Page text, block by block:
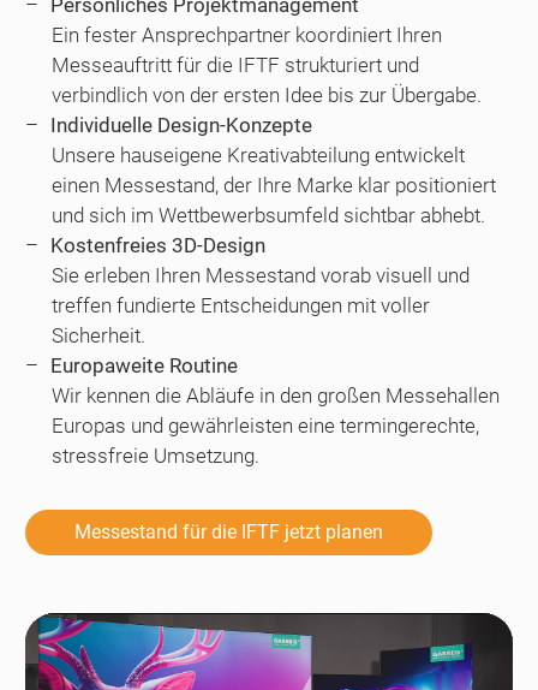
Persönliches Projektmanagement
Ein fester Ansprechpartner koordiniert Ihren
Messeauftritt für die IFTF strukturiert und
verbindlich von der ersten Idee bis zur Übergabe.
Individuelle Design-Konzepte
Unsere hauseigene Kreativabteilung entwickelt
einen Messestand, der Ihre Marke klar positioniert
und sich im Wettbewerbsumfeld sichtbar abhebt.
Kostenfreies 3D-Design
Sie erleben Ihren Messestand vorab visuell und
treffen fundierte Entscheidungen mit voller
Sicherheit.
Europaweite Routine
Wir kennen die Abläufe in den großen Messehallen
Europas und gewährleisten eine termingerechte,
stressfreie Umsetzung.
Messestand für die IFTF jetzt planen